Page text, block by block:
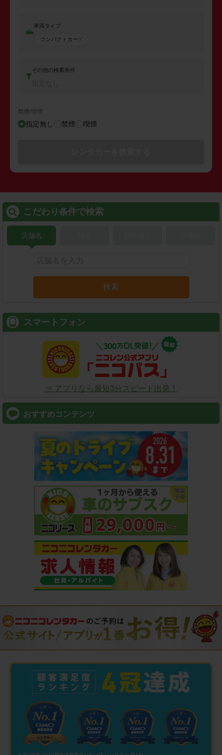
車両タイプ
コンパクトカー
その他の検索条件
禁煙/喫煙
指定無し 禁煙 喫煙
こだわり条件で検索
店舗名
検索
スマートフォン
⇒ アプリなら最短3分スピード出発！
おすすめコンテンツ